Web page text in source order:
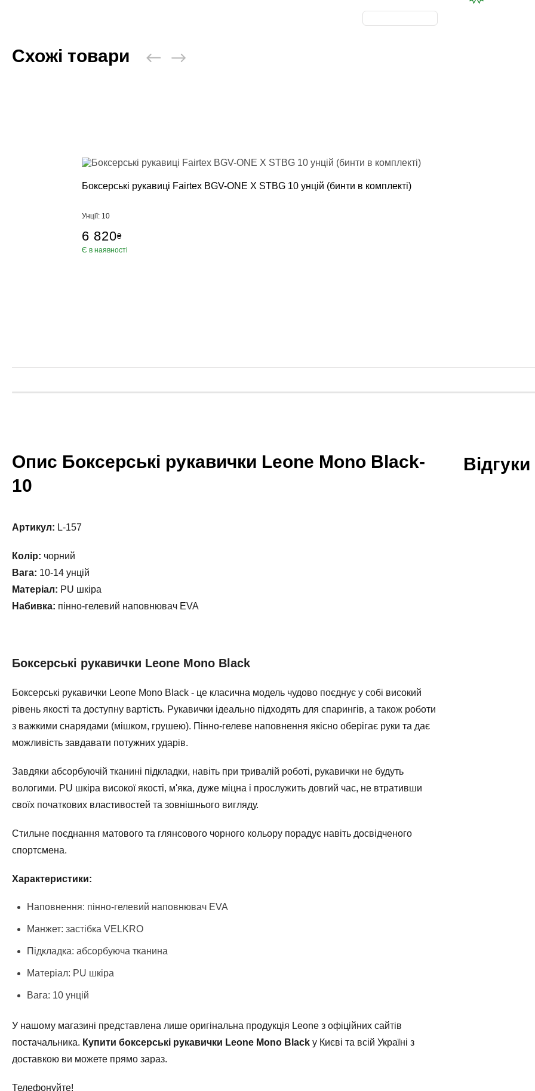
Схожі товари
Боксерські рукавиці Fairtex BGV-ONE X STBG 10 унцій (бинти в комплекті)
Унції: 10
6 820₴
Є в наявності
Опис Боксерські рукавички Leone Mono Black-
10
Артикул: L-157
Колір: чорний
Вага: 10-14 унцій
Матеріал: PU шкіра
Набивка: пінно-гелевий наповнювач EVA
Боксерські рукавички Leone Mono Black
Боксерські рукавички Leone Mono Black - це класична модель чудово поєднує у собі високий
рівень якості та доступну вартість. Рукавички ідеально підходять для спарингів, а також роботи
з важкими снарядами (мішком, грушею). Пінно-гелеве наповнення якісно оберігає руки та дає
можливість завдавати потужних ударів.
Завдяки абсорбуючій тканині підкладки, навіть при тривалій роботі, рукавички не будуть
вологими. PU шкіра високої якості, м'яка, дуже міцна і прослужить довгий час, не втративши
своїх початкових властивостей та зовнішнього вигляду.
Стильне поєднання матового та глянсового чорного кольору порадує навіть досвідченого
спортсмена.
Характеристики:
Наповнення: пінно-гелевий наповнювач EVA
Манжет: застібка VELKRO
Підкладка: абсорбуюча тканина
Матеріал: PU шкіра
Вага: 10 унцій
У нашому магазині представлена лише оригінальна продукція Leone з офіційних сайтів
постачальника. Купити боксерські рукавички Leone Mono Black у Києві та всій Україні з
доставкою ви можете прямо зараз.
Телефонуйте!
Відгуки